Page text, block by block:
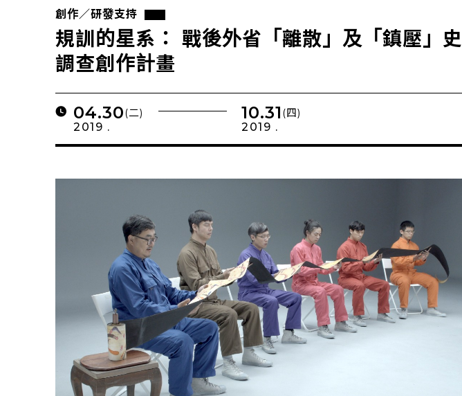
創作／研發支持
規訓的星系： 戰後外省「離散」及「鎮壓」史
調查創作計畫
04.30(二)
2019 .
10.31 (四)
2019 .